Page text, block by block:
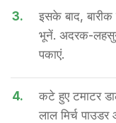
3.
इसके बाद,
भूनें. अदरक-
पकाएं.
4.
कटे हुए टमाटर
लाल मिर्च